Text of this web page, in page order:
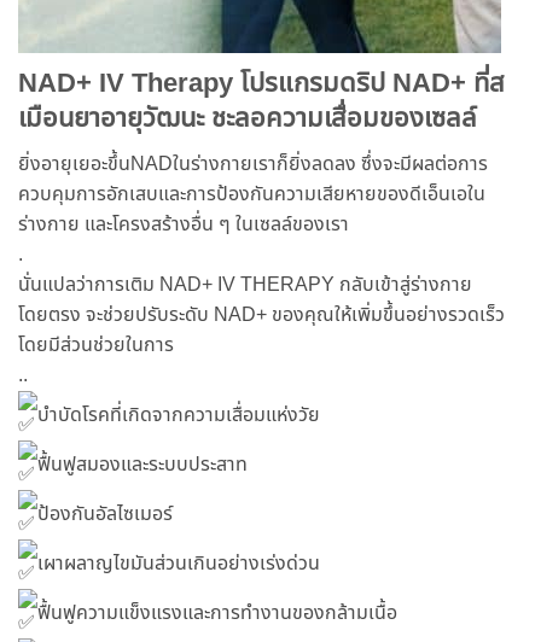
NAD+ IV Therapy โปรแกรมดริป NAD+ ที่ส
เมือนยาอายุวัฒนะ ชะลอความเสื่อมของเซลล์
ยิ่งอายุเยอะขึ้นNADในร่างกายเราก็ยิ่งลดลง ซึ่งจะมีผลต่อการ
ควบคุมการอักเสบและการป้องกันความเสียหายของดีเอ็นเอใน
ร่างกาย และโครงสร้างอื่น ๆ ในเซลล์ของเรา
.
นั่นแปลว่าการเติม NAD+ IV THERAPY กลับเข้าสู่ร่างกาย
โดยตรง จะช่วยปรับระดับ NAD+ ของคุณให้เพิ่มขึ้นอย่างรวดเร็ว
โดยมีส่วนช่วยในการ
..
บำบัดโรคที่เกิดจากความเสื่อมแห่งวัย
ฟื้นฟูสมองและระบบประสาท
ป้องกันอัลไซเมอร์
เผาผลาญไขมันส่วนเกินอย่างเร่งด่วน
ฟื้นฟูความแข็งแรงและการทำงานของกล้ามเนื้อ